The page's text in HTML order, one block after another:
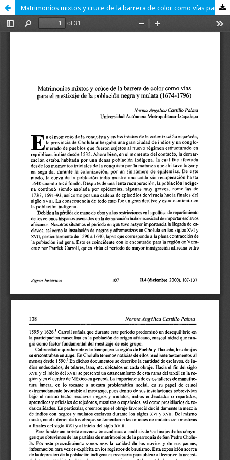
Matrimonios mixtos y cruce de la barrera de color como vías para el mestizaje de la población negra y mulata (1674-1796)